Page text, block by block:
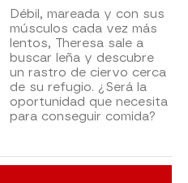
Débil, mareada y con sus
músculos cada vez más
lentos, Theresa sale a
buscar leña y descubre
un rastro de ciervo cerca
de su refugio. ¿Será la
oportunidad que necesita
para conseguir comida?